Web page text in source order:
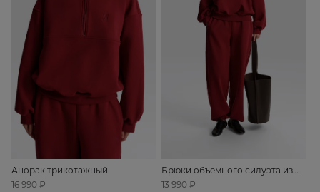
Анорак трикотажный
16 990 ₽
Брюки объемного силуэта из
футера
13 990 ₽